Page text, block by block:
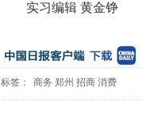
实习编辑 黄金铮
标签： 商务 郑州 招商 消费